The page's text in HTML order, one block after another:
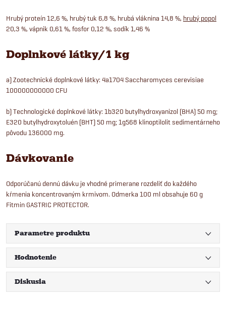
Hrubý proteín 12,6 %, hrubý tuk 6,8 %, hrubá vláknina 14,8 %, hrubý popol
20,3 %, vápnik 0,61 %, fosfor 0,12 %, sodík 1,46 %
Doplnkové látky/1 kg
a) Zootechnické doplnkové látky: 4a1704 Saccharomyces cerevisiae
100000000000 CFU
b) Technologické doplnkové látky: 1b320 butylhydroxyanizol (BHA) 50 mg;
E320 butylhydroxytoluén (BHT) 50 mg; 1g568 klinoptilolit sedimentárneho
pôvodu 136000 mg.
Dávkovanie
Odporúčanú dennú dávku je vhodné primerane rozdeliť do každého
kŕmenia koncentrovaným krmivom. Odmerka 100 ml obsahuje 60 g
Fitmin GASTRIC PROTECTOR.
Parametre produktu
Hodnotenie
Diskusia